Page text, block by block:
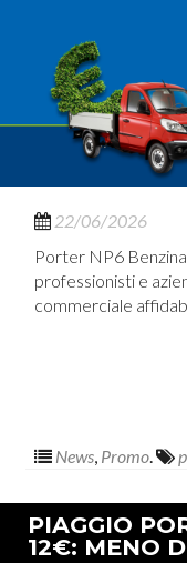
22/06/2026
Porter NP6
professionisti e
commerciale
News, Promo.
PIAGGIO
12€: MENO